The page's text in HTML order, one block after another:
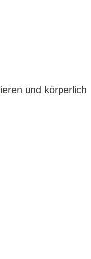
und körperlich